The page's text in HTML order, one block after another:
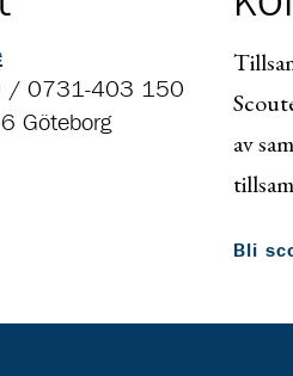
/ 0731-403 150
Göteborg
av
Bli